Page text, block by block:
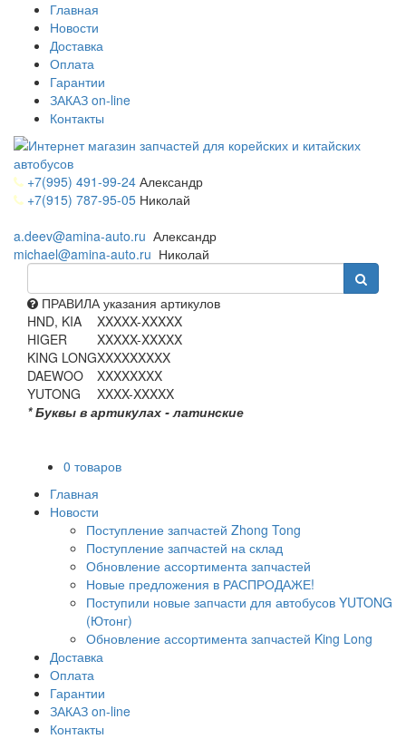
Главная
Новости
Доставка
Оплата
Гарантии
ЗАКАЗ on-line
Контакты
+7(995) 491-99-24 Александр
+7(915) 787-95-05 Николай
a.deev@amina-auto.ru Александр
michael@amina-auto.ru Николай
ПРАВИЛА указания артикулов
HND, KIA
XXXXX-XXXXX
HIGER
XXXXX-XXXXX
KING LONGXXXXXXXXX
DAEWOO
XXXXXXXX
YUTONG
XXXX-XXXXX
* Буквы в артикулах - латинские
0 товаров
Главная
Новости
Поступление запчастей Zhong Tong
Поступление запчастей на склад
Обновление ассортимента запчастей
Новые предложения в РАСПРОДАЖЕ!
Поступили новые запчасти для автобусов YUTONG
(Ютонг)
Обновление ассортимента запчастей King Long
Доставка
Оплата
Гарантии
ЗАКАЗ on-line
Контакты